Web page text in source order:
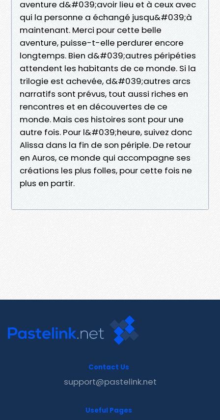
aventure d&#039;avoir lieu et à ceux avec
qui la personne a échangé jusqu&#039;à
maintenant. Merci pour cette belle
aventure, puisse-t-elle perdurer encore
longtemps. Bien d&#039;autres péripéties
attendent les habitants de ce monde. Si la
trilogie est achevée, d&#039;autres arcs
narratifs sont prévus, tout aussi riches en
rencontres et en découvertes de ce
monde. Mais ces histoires sont pour une
autre fois. Pour l&#039;heure, suivez donc
Alissa dans la fin de son périple. De retour
en Auros, ce monde qui accompagne ses
créations les plus folles, pour cette fois ne
plus en partir.
Contact Us
support@pastelink.net
Useful Pages